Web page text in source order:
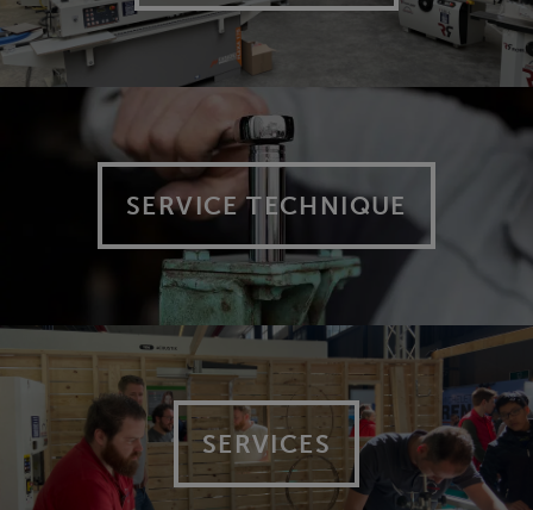
SERVICE TECHNIQUE
SERVICES